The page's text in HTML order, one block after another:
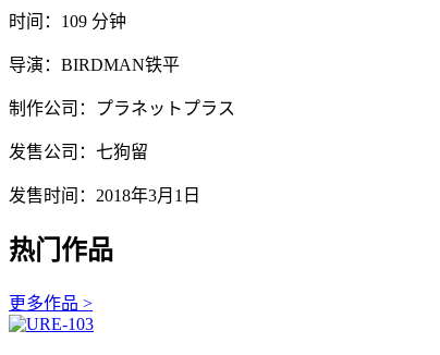
时间：109 分钟
导演：BIRDMAN铁平
制作公司：プラネットプラス
发售公司：七狗留
发售时间：2018年3月1日
热门作品
更多作品 >